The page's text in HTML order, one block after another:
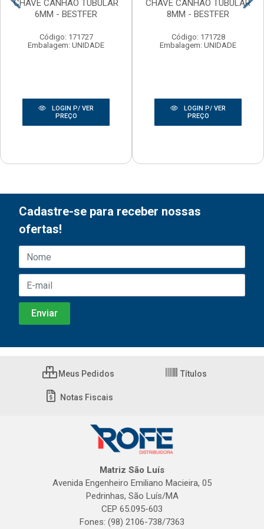
CHAVE CANHAO TUBULAR
6MM - BESTFER
Código: 171727
Embalagem: UNIDADE
LOGIN P/ VER
PREÇO
CHAVE CANHAO TUBULAR
8MM - BESTFER
Código: 171728
Embalagem: UNIDADE
LOGIN P/ VER
PREÇO
Cadastre-se para receber nossas
ofertas!
Meus Pedidos Títulos
Notas Fiscais
Matriz São Luís
Avenida Engenheiro Emiliano Macieira, 05
Pedrinhas, São Luís/MA
CEP 65.095-603
Fones: (98) 2106-738/7363